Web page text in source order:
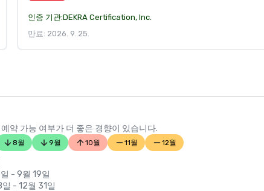
인증 기관:DEKRA Certification, Inc.
만료: 2026. 9. 25.
약 가능 여부가 더 좋은 경향이 있습니다.
8월 9월 10월 11월 12월
- 9월 19일
일 - 12월 31일